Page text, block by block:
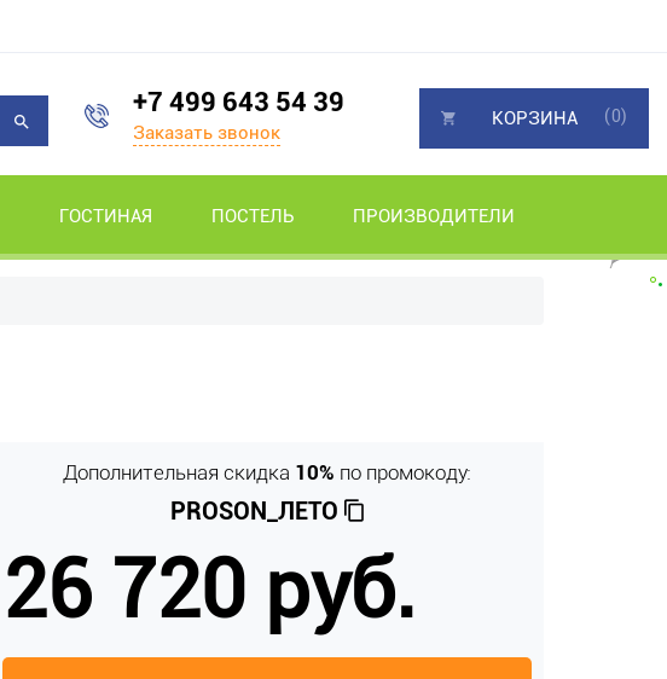
+7 499 643 54 39
Заказать звонок
ГОСТИНАЯ ПОСТЕЛЬ ПРОИЗВОДИТЕЛИ
КОРЗИНА (0)
Дополнительная скидка 10% по промокоду:
PROSON_ЛЕТО
26 720 руб.